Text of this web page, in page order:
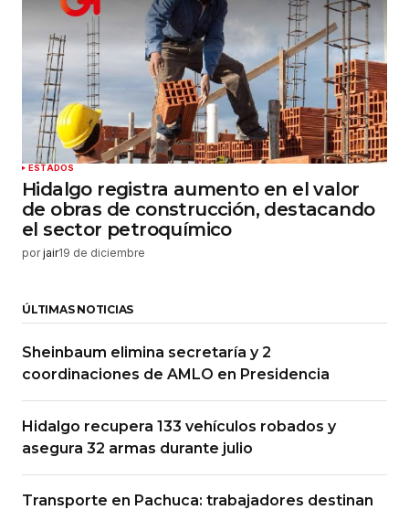
ESTADOS
Hidalgo registra aumento en el valor
de obras de construcción, destacando
el sector petroquímico
por jair19 de diciembre
ÚLTIMAS NOTICIAS
Sheinbaum elimina secretaría y 2
coordinaciones de AMLO en Presidencia
Hidalgo recupera 133 vehículos robados y
asegura 32 armas durante julio
Transporte en Pachuca: trabajadores destinan